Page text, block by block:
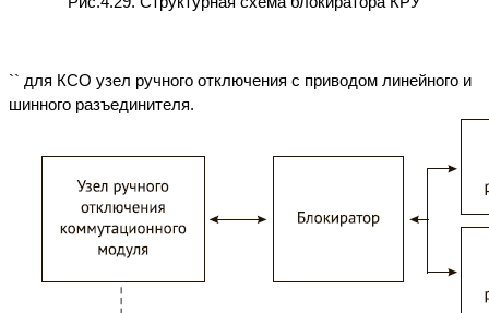
`` для КСО узел ручного отключения с приводом линейного и
шинного разъединителя.